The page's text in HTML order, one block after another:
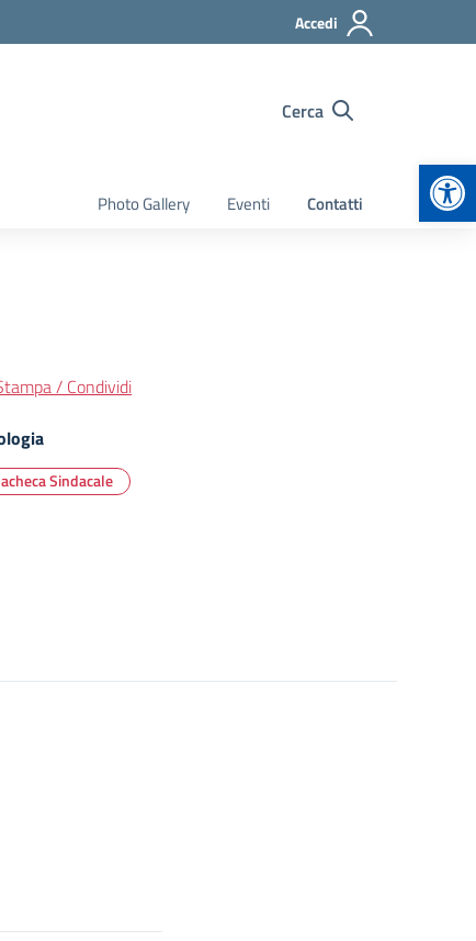
Accedi
Cerca
Photo Gallery Eventi Contatti
/ Condividi
Sindacale